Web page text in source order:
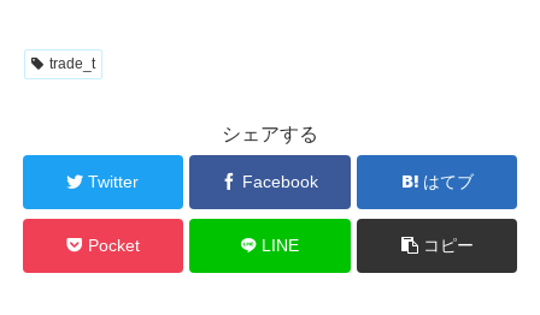
trade_t
シェアする
Twitter Facebook はてブ
Pocket LINE コピー